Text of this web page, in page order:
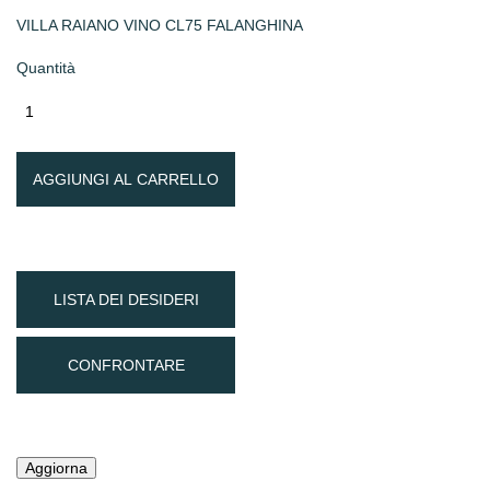
VILLA RAIANO VINO CL75 FALANGHINA
Quantità
AGGIUNGI AL CARRELLO
LISTA DEI DESIDERI
CONFRONTARE